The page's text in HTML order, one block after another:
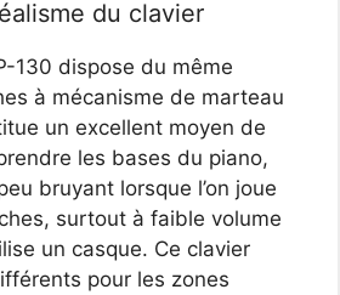
du clavier
130 dispose du même
à mécanisme de marteau
un excellent moyen de
les bases du piano,
bruyant lorsque l’on joue
surtout à faible volume
un casque. Ce clavier
pour les zones